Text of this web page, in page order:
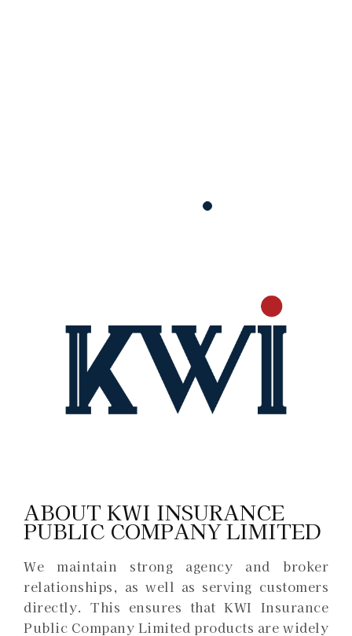
ABOUT KWI INSURANCE
PUBLIC COMPANY LIMITED
We maintain strong agency and broker
relationships, as well as serving customers
directly. This ensures that KWI Insurance
Public Company Limited products are widely